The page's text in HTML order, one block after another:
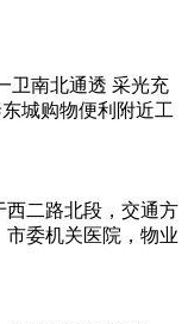
卫南北通透 采光充
城购物便利附近工
西二路北段，交通方
市委机关医院，物业